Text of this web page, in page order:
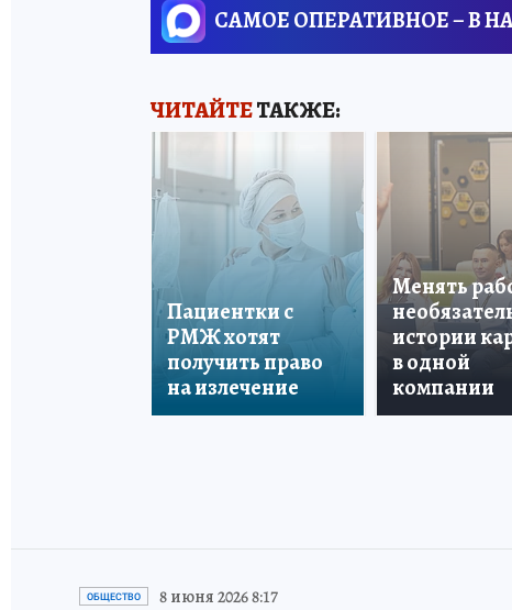
САМОЕ ОПЕРАТИВНОЕ – В
ЧИТАЙТЕТАКЖЕ:
Пациентки с
РМЖ хотят
получить право
на излечение
Менять
истории
в одной
компании
ОБЩЕСТВО 8 июня 2026 8:17